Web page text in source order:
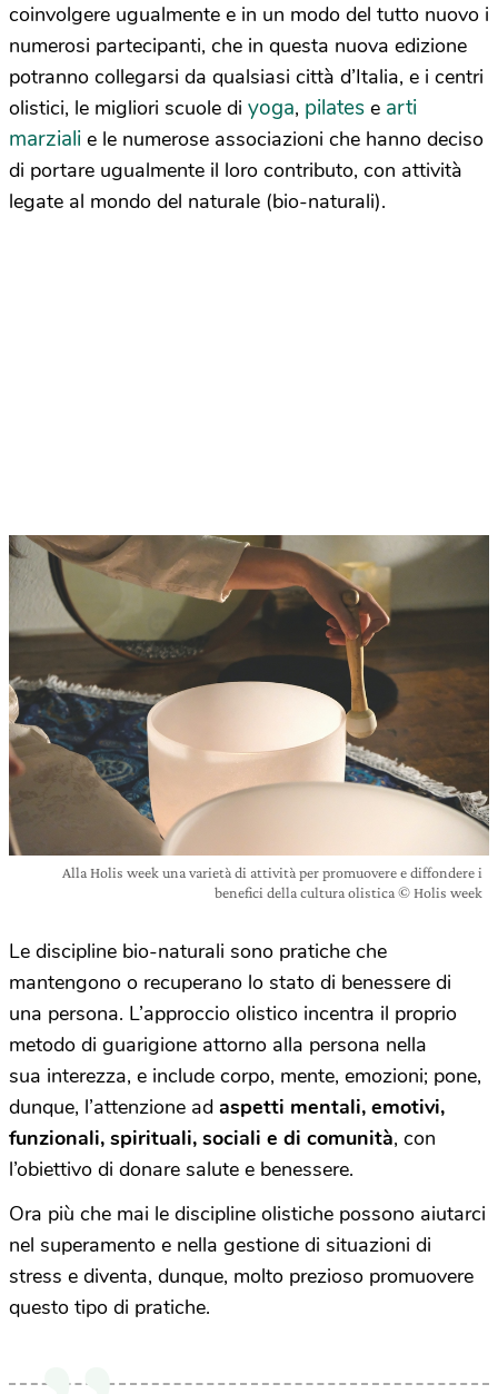
coinvolgere ugualmente e in un modo del tutto nuovo i
numerosi partecipanti, che in questa nuova edizione
potranno collegarsi da qualsiasi città d’Italia, e i centri
olistici, le migliori scuole di yoga, pilates e arti
marziali e le numerose associazioni che hanno deciso
di portare ugualmente il loro contributo, con attività
legate al mondo del naturale (bio-naturali).
Alla Holis week una varietà di attività per promuovere e diffondere i
benefici della cultura olistica © Holis week
Le discipline bio-naturali sono pratiche che
mantengono o recuperano lo stato di benessere di
una persona. L’approccio olistico incentra il proprio
metodo di guarigione attorno alla persona nella
sua interezza, e include corpo, mente, emozioni; pone,
dunque, l’attenzione ad aspetti mentali, emotivi,
funzionali, spirituali, sociali e di comunità, con
l’obiettivo di donare salute e benessere.
Ora più che mai le discipline olistiche possono aiutarci
nel superamento e nella gestione di situazioni di
stress e diventa, dunque, molto prezioso promuovere
questo tipo di pratiche.